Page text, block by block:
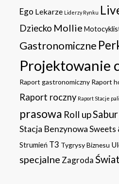
Ego Lekarze Liderzy Rynku
Dziecko Mollie
Gastronomiczne
Projektowanie
Raport gastronomiczny Raport
Raport roczny Raport Stacje
prasowa Roll upSabur
Stacja BenzynowaSweets
Strumień T3 Tygrysy Biznesu
specjalne Zagroda